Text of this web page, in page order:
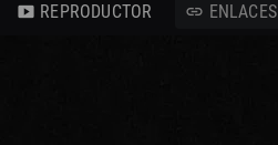
smart_display REPRODUCTOR link ENLACES